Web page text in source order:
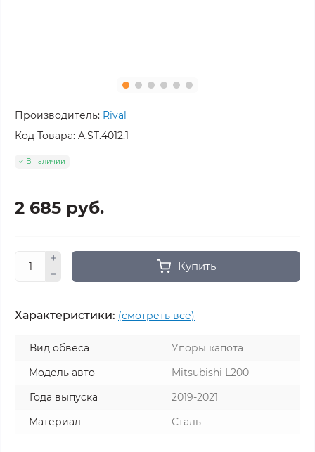
Производитель: Rival
Код Товара: A.ST.4012.1
В наличии
2 685 руб.
Купить
Характеристики: (смотреть все)
Вид обвеса
Упоры капота
Модель авто
Mitsubishi L200
Года выпуска
2019-2021
Материал
Сталь